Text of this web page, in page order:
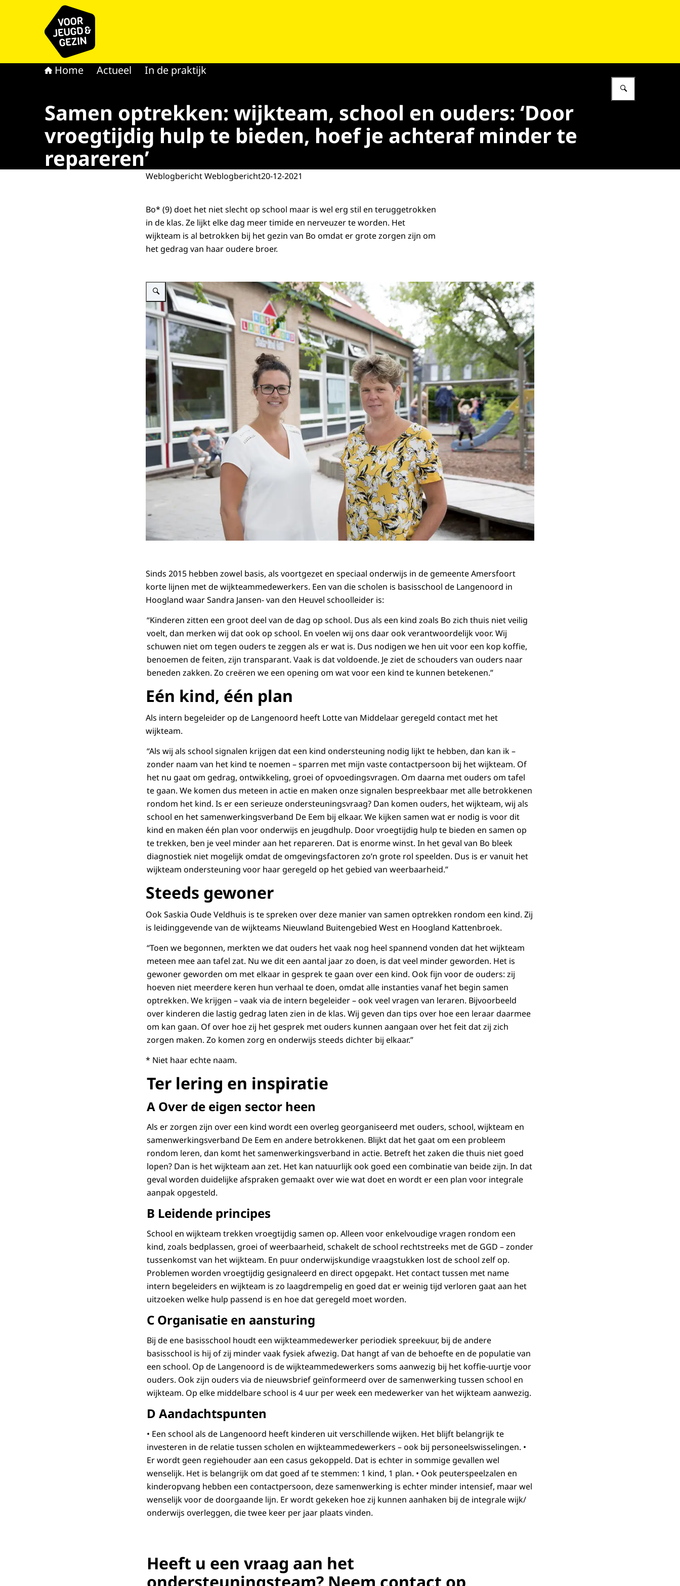
Naar de homepage van voor Jeugd & Gezin
Home Actueel In de praktijk
Samen optrekken: wijkteam, school en ouders: ‘Door
vroegtijdig hulp te bieden, hoef je achteraf minder te
repareren’
Weblogbericht Weblogbericht20-12-2021
Bo* (9) doet het niet slecht op school maar is wel erg stil en teruggetrokken
in de klas. Ze lijkt elke dag meer timide en nerveuzer te worden. Het
wijkteam is al betrokken bij het gezin van Bo omdat er grote zorgen zijn om
het gedrag van haar oudere broer.
Vergroot afbeelding Een foto van een ouder en een schoolleider
Sinds 2015 hebben zowel basis, als voortgezet en speciaal onderwijs in de gemeente Amersfoort
korte lijnen met de wijkteammedewerkers. Een van die scholen is basisschool de Langenoord in
Hoogland waar Sandra Jansen- van den Heuvel schoolleider is:
“Kinderen zitten een groot deel van de dag op school. Dus als een kind zoals Bo zich thuis niet veilig
voelt, dan merken wij dat ook op school. En voelen wij ons daar ook verantwoordelijk voor. Wij
schuwen niet om tegen ouders te zeggen als er wat is. Dus nodigen we hen uit voor een kop koffie,
benoemen de feiten, zijn transparant. Vaak is dat voldoende. Je ziet de schouders van ouders naar
beneden zakken. Zo creëren we een opening om wat voor een kind te kunnen betekenen.”
Eén kind, één plan
Als intern begeleider op de Langenoord heeft Lotte van Middelaar geregeld contact met het
wijkteam.
“Als wij als school signalen krijgen dat een kind ondersteuning nodig lijkt te hebben, dan kan ik –
zonder naam van het kind te noemen – sparren met mijn vaste contactpersoon bij het wijkteam. Of
het nu gaat om gedrag, ontwikkeling, groei of opvoedingsvragen. Om daarna met ouders om tafel
te gaan. We komen dus meteen in actie en maken onze signalen bespreekbaar met alle betrokkenen
rondom het kind. Is er een serieuze ondersteuningsvraag? Dan komen ouders, het wijkteam, wij als
school en het samenwerkingsverband De Eem bij elkaar. We kijken samen wat er nodig is voor dit
kind en maken één plan voor onderwijs en jeugdhulp. Door vroegtijdig hulp te bieden en samen op
te trekken, ben je veel minder aan het repareren. Dat is enorme winst. In het geval van Bo bleek
diagnostiek niet mogelijk omdat de omgevingsfactoren zo’n grote rol speelden. Dus is er vanuit het
wijkteam ondersteuning voor haar geregeld op het gebied van weerbaarheid.”
Steeds gewoner
Ook Saskia Oude Veldhuis is te spreken over deze manier van samen optrekken rondom een kind. Zij
is leidinggevende van de wijkteams Nieuwland Buitengebied West en Hoogland Kattenbroek.
“Toen we begonnen, merkten we dat ouders het vaak nog heel spannend vonden dat het wijkteam
meteen mee aan tafel zat. Nu we dit een aantal jaar zo doen, is dat veel minder geworden. Het is
gewoner geworden om met elkaar in gesprek te gaan over een kind. Ook fijn voor de ouders: zij
hoeven niet meerdere keren hun verhaal te doen, omdat alle instanties vanaf het begin samen
optrekken. We krijgen – vaak via de intern begeleider – ook veel vragen van leraren. Bijvoorbeeld
over kinderen die lastig gedrag laten zien in de klas. Wij geven dan tips over hoe een leraar daarmee
om kan gaan. Of over hoe zij het gesprek met ouders kunnen aangaan over het feit dat zij zich
zorgen maken. Zo komen zorg en onderwijs steeds dichter bij elkaar.”
* Niet haar echte naam.
Ter lering en inspiratie
A Over de eigen sector heen
Als er zorgen zijn over een kind wordt een overleg georganiseerd met ouders, school, wijkteam en
samenwerkingsverband De Eem en andere betrokkenen. Blijkt dat het gaat om een probleem
rondom leren, dan komt het samenwerkingsverband in actie. Betreft het zaken die thuis niet goed
lopen? Dan is het wijkteam aan zet. Het kan natuurlijk ook goed een combinatie van beide zijn. In dat
geval worden duidelijke afspraken gemaakt over wie wat doet en wordt er een plan voor integrale
aanpak opgesteld.
B Leidende principes
School en wijkteam trekken vroegtijdig samen op. Alleen voor enkelvoudige vragen rondom een
kind, zoals bedplassen, groei of weerbaarheid, schakelt de school rechtstreeks met de GGD – zonder
tussenkomst van het wijkteam. En puur onderwijskundige vraagstukken lost de school zelf op.
Problemen worden vroegtijdig gesignaleerd en direct opgepakt. Het contact tussen met name
intern begeleiders en wijkteam is zo laagdrempelig en goed dat er weinig tijd verloren gaat aan het
uitzoeken welke hulp passend is en hoe dat geregeld moet worden.
C Organisatie en aansturing
Bij de ene basisschool houdt een wijkteammedewerker periodiek spreekuur, bij de andere
basisschool is hij of zij minder vaak fysiek afwezig. Dat hangt af van de behoefte en de populatie van
een school. Op de Langenoord is de wijkteammedewerkers soms aanwezig bij het koffie-uurtje voor
ouders. Ook zijn ouders via de nieuwsbrief geïnformeerd over de samenwerking tussen school en
wijkteam. Op elke middelbare school is 4 uur per week een medewerker van het wijkteam aanwezig.
D Aandachtspunten
• Een school als de Langenoord heeft kinderen uit verschillende wijken. Het blijft belangrijk te
investeren in de relatie tussen scholen en wijkteammedewerkers – ook bij personeelswisselingen. •
Er wordt geen regiehouder aan een casus gekoppeld. Dat is echter in sommige gevallen wel
wenselijk. Het is belangrijk om dat goed af te stemmen: 1 kind, 1 plan. • Ook peuterspeelzalen en
kinderopvang hebben een contactpersoon, deze samenwerking is echter minder intensief, maar wel
wenselijk voor de doorgaande lijn. Er wordt gekeken hoe zij kunnen aanhaken bij de integrale wijk/
onderwijs overleggen, die twee keer per jaar plaats vinden.
Heeft u een vraag aan het
ondersteuningsteam? Neem contact op